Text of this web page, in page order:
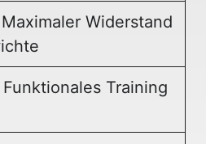
Widerstand
Funktionales Training